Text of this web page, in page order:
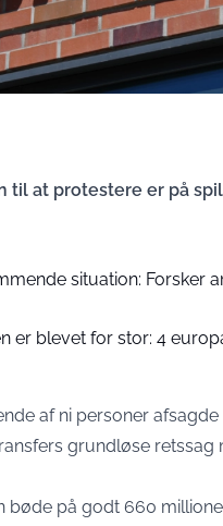
at protestere er på
situation: Forsker
er blevet for stor: 4
af ni personer
grundløse retssag
bøde på godt 660